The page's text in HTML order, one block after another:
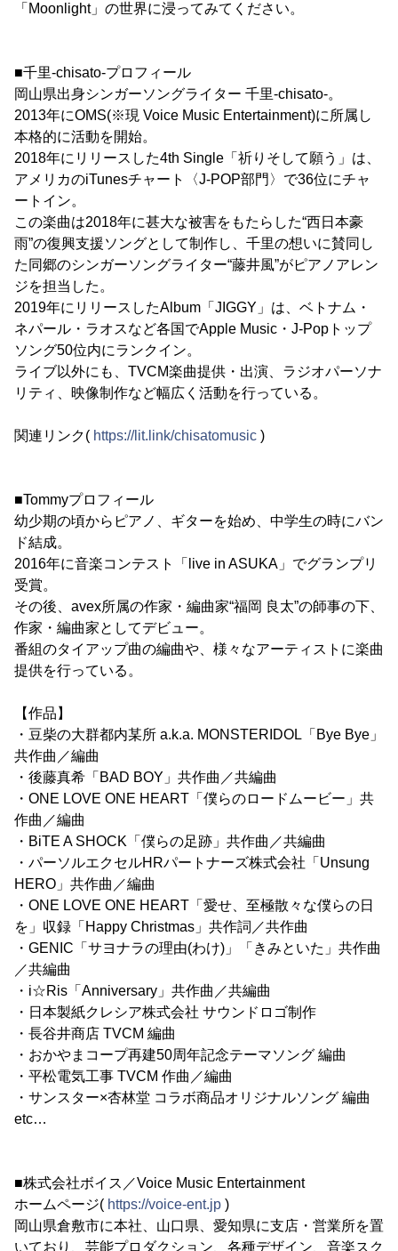
「Moonlight」の世界に浸ってみてください。
■千里-chisato-プロフィール
岡山県出身シンガーソングライター 千里-chisato-。
2013年にOMS(※現 Voice Music Entertainment)に所属し
本格的に活動を開始。
2018年にリリースした4th Single「祈りそして願う」は、
アメリカのiTunesチャート〈J-POP部門〉で36位にチャ
ートイン。
この楽曲は2018年に甚大な被害をもたらした“西日本豪
雨”の復興支援ソングとして制作し、千里の想いに賛同し
た同郷のシンガーソングライター“藤井風”がピアノアレン
ジを担当した。
2019年にリリースしたAlbum「JIGGY」は、ベトナム・
ネパール・ラオスなど各国でApple Music・J-Popトップ
ソング50位内にランクイン。
ライブ以外にも、TVCM楽曲提供・出演、ラジオパーソナ
リティ、映像制作など幅広く活動を行っている。
関連リンク( https://lit.link/chisatomusic )
■Tommyプロフィール
幼少期の頃からピアノ、ギターを始め、中学生の時にバン
ド結成。
2016年に音楽コンテスト「live in ASUKA」でグランプリ
受賞。
その後、avex所属の作家・編曲家“福岡 良太”の師事の下、
作家・編曲家としてデビュー。
番組のタイアップ曲の編曲や、様々なアーティストに楽曲
提供を行っている。
【作品】
・豆柴の大群都内某所 a.k.a. MONSTERIDOL「Bye Bye」
共作曲／編曲
・後藤真希「BAD BOY」共作曲／共編曲
・ONE LOVE ONE HEART「僕らのロードムービー」共
作曲／編曲
・BiTE A SHOCK「僕らの足跡」共作曲／共編曲
・パーソルエクセルHRパートナーズ株式会社「Unsung
HERO」共作曲／編曲
・ONE LOVE ONE HEART「愛せ、至極散々な僕らの日
を」収録「Happy Christmas」共作詞／共作曲
・GENIC「サヨナラの理由(わけ)」「きみといた」共作曲
／共編曲
・i☆Ris「Anniversary」共作曲／共編曲
・日本製紙クレシア株式会社 サウンドロゴ制作
・長谷井商店 TVCM 編曲
・おかやまコープ再建50周年記念テーマソング 編曲
・平松電気工事 TVCM 作曲／編曲
・サンスター×杏林堂 コラボ商品オリジナルソング 編曲
etc…
■株式会社ボイス／Voice Music Entertainment
ホームページ( https://voice-ent.jp )
岡山県倉敷市に本社、山口県、愛知県に支店・営業所を置
いており、芸能プロダクション、各種デザイン、音楽スク